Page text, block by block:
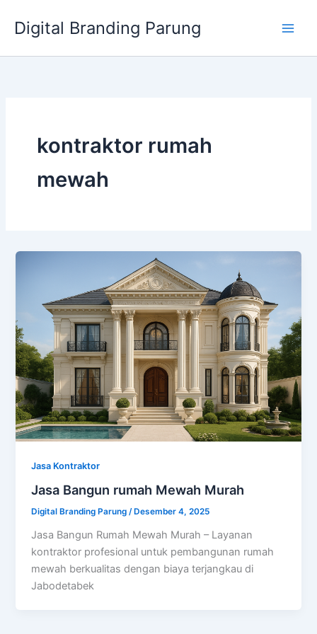
konten
Digital Branding Parung
kontraktor rumah
mewah
Jasa Kontraktor
Jasa Bangun rumah Mewah Murah
Digital Branding Parung/ Desember 4, 2025
Jasa Bangun Rumah Mewah Murah – Layanan
kontraktor profesional untuk pembangunan rumah
mewah berkualitas dengan biaya terjangkau di
Jabodetabek